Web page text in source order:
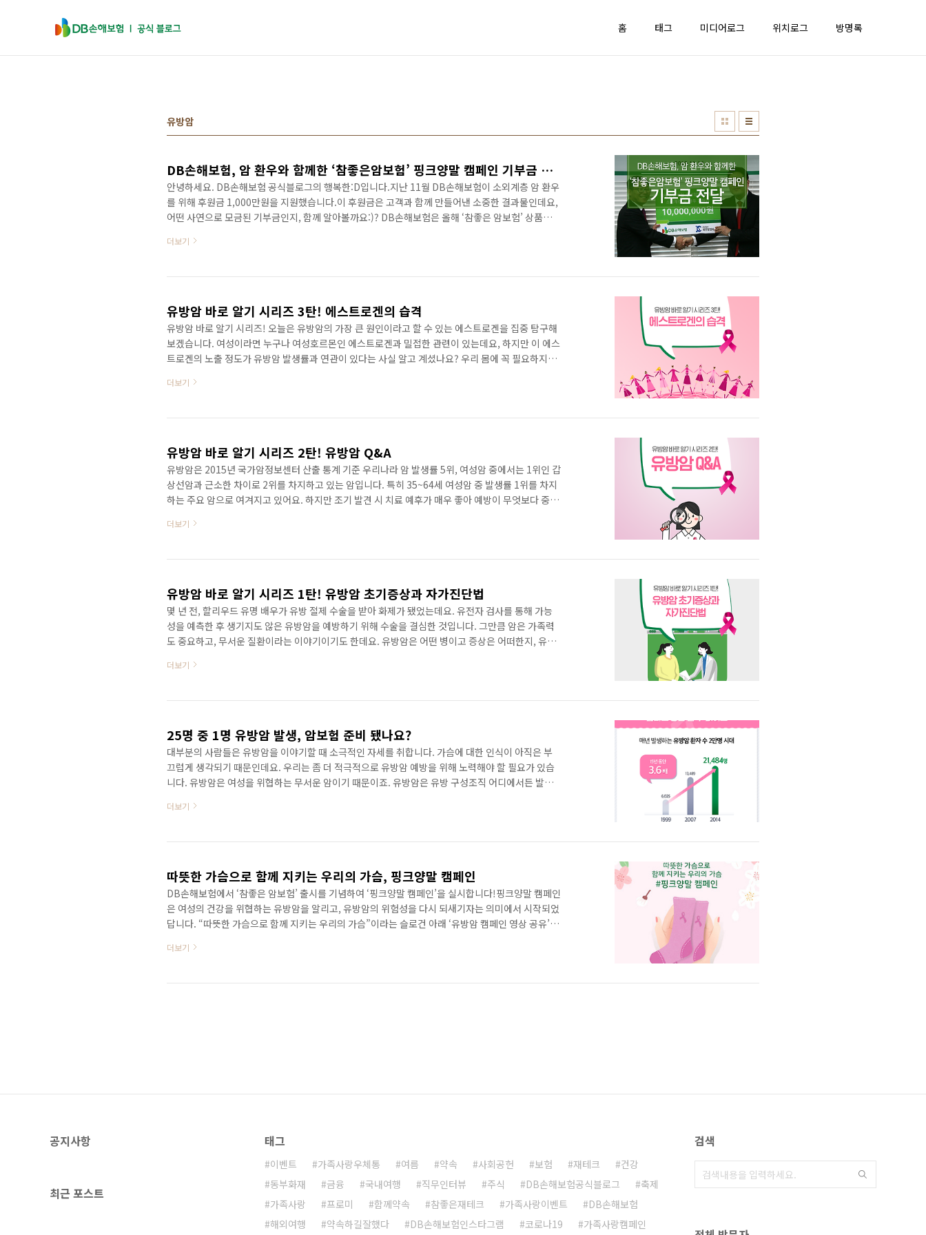
홈
태그 미디어로그 위치로그 방명록
유방암
DB손해보험, 암 환우와 함께한 ‘참좋은암보험’ 핑크양말 캠페인 기부금 전달
안녕하세요. DB손해보험 공식블로그의 행복한:D입니다.지난 11월 DB손해보험이 소외계층 암 환우
를 위해 후원금 1,000만원을 지원했습니다.이 후원금은 고객과 함께 만들어낸 소중한 결과물인데요,
어떤 사연으로 모금된 기부금인지, 함께 알아볼까요:)? DB손해보험은 올해 ‘참좋은 암보험’ 상품을
크양말 캠페인은 ‘유방암’을 상징하는 핑크색을 모티브로 하여 암에 대한 경각심을 높이고 철저한 대
전개되었는데요.갑작스러운 암 선고로 경제활동이 중단되어 생활고를 겪는 환우, 보험 혜택의 사각지
더보기
유방암 바로 알기 시리즈 3탄! 에스트로겐의 습격
유방암 바로 알기 시리즈! 오늘은 유방암의 가장 큰 원인이라고 할 수 있는 에스트로겐을 집중 탐구해
보겠습니다. 여성이라면 누구나 여성호르몬인 에스트로겐과 밀접한 관련이 있는데요, 하지만 이 에스
트로겐의 노출 정도가 유방암 발생률과 연관이 있다는 사실 알고 계셨나요? 우리 몸에 꼭 필요하지만,
요? 에스트로겐과 유방암의 상관관계 유방암의 원인은 아직 정확하게 밝혀지지 않았지만, 여러 연구
및 출산 경험, 수유 요인, 음주, 방사선 노출, 유방암의 가족력 등이 알려져 있습니다. 여성의 성호르몬
더보기
유방암 바로 알기 시리즈 2탄! 유방암 Q&A
유방암은 2015년 국가암정보센터 산출 통계 기준 우리나라 암 발생률 5위, 여성암 중에서는 1위인 갑
상선암과 근소한 차이로 2위를 차지하고 있는 암입니다. 특히 35~64세 여성암 중 발생률 1위를 차지
하는 주요 암으로 여겨지고 있어요. 하지만 조기 발견 시 치료 예후가 매우 좋아 예방이 무엇보다 중요
증을 풀어보는 시간을 가져볼게요:) Q. 가슴 통증과 유방암, 연관이 있나요? 여성이라면 한 번쯤 쑤시
되셨을 거예요. 하지만 다행히도 가슴 통증과 유방암은 거의 관련이 없답니다. 그렇다면, 왜 가슴통증
더보기
유방암 바로 알기 시리즈 1탄! 유방암 초기증상과 자가진단법
몇 년 전, 할리우드 유명 배우가 유방 절제 수술을 받아 화제가 됐었는데요. 유전자 검사를 통해 가능
성을 예측한 후 생기지도 않은 유방암을 예방하기 위해 수술을 결심한 것입니다. 그만큼 암은 가족력
도 중요하고, 무서운 질환이라는 이야기이기도 한데요. 유방암은 어떤 병이고 증상은 어떠한지, 유방
면 2015년에 우리나라에서는 214,701건의 암이 발생했는데요. 그 중 유방암은 남녀를 합쳐 19,219
이죠. 유방암을 예방하는 가장 좋은 방법은 정기검진을 통해 징후를 알아보거나 조기에 발견하는 것
더보기
25명 중 1명 유방암 발생, 암보험 준비 됐나요?
대부분의 사람들은 유방암을 이야기할 때 소극적인 자세를 취합니다. 가슴에 대한 인식이 아직은 부
끄럽게 생각되기 때문인데요. 우리는 좀 더 적극적으로 유방암 예방을 위해 노력해야 할 필요가 있습
니다. 유방암은 여성을 위협하는 무서운 암이기 때문이죠. 유방암은 유방 구성조직 어디에서든 발생
하지 못할 경우 전신으로 전이되어 심각한 결과를 초래합니다. 오늘은 절대 방심해서는 안 되는 유방
을 진단받습니다. 신규 유방암 환자는 1996년 6,025명에서 2014년 21,484명으로 3.6배가 증가했
더보기
따뜻한 가슴으로 함께 지키는 우리의 가슴, 핑크양말 캠페인
DB손해보험에서 ‘참좋은 암보험’ 출시를 기념하여 ‘핑크양말 캠페인’을 실시합니다!핑크양말 캠페인
은 여성의 건강을 위협하는 유방암을 알리고, 유방암의 위험성을 다시 되새기자는 의미에서 시작되었
답니다. “따뜻한 가슴으로 함께 지키는 우리의 가슴”이라는 슬로건 아래 ‘유방암 캠페인 영상 공유’,
참여와 관심 부탁드립니다. 첫 번째 캠페인, 핑크양말의 사나이 [ ▲핑크양말 캠페인 바로가기 ] * 일
을 공유해주세요! * 경품 : 핑크양말 (500명) 아빠가 가져온 핑크 양말의 주인공은 과연 누가 될까..
더보기
공지사항
최근 포스트
태그
이벤트 가족사랑우체통 여름 약속 사회공헌 보험 재테크
건강
동부화재
금융 국내여행 직무인터뷰 주식 DB손해보험공식블로그
축제
가족사랑
프로미 함께약속 참좋은재테크 가족사랑이벤트
DB손해보험
해외여행
약속하길잘했다 DB손해보험인스타그램 코로나19 가족사랑캠페인
검색